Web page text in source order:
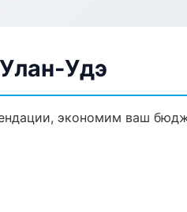
Удэ
экономим ваш